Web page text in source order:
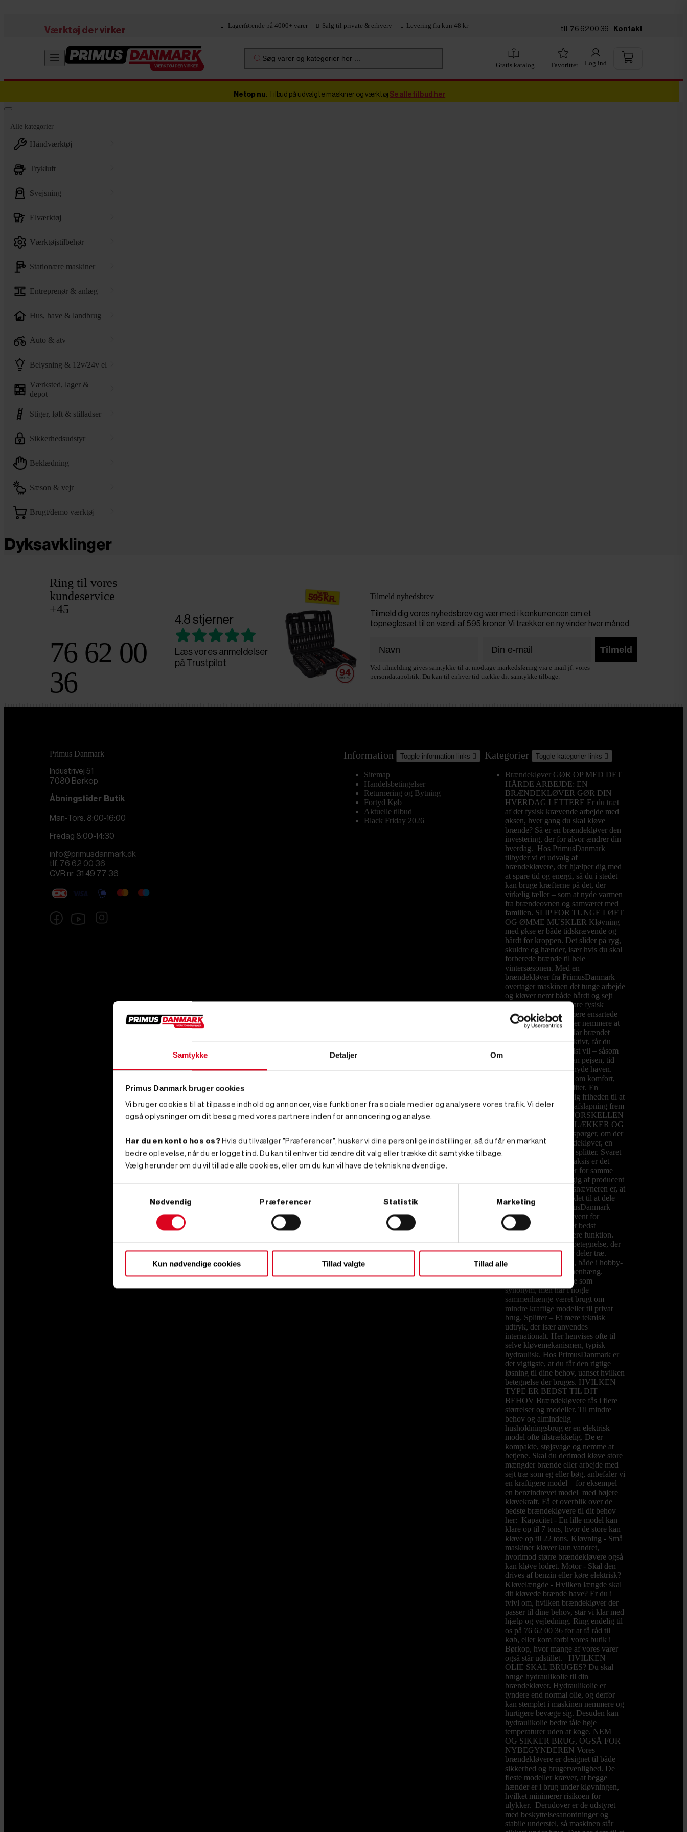
Samtykke Detaljer Om
Primus Danmark bruger cookies
Vi bruger cookies til at tilpasse indhold og annoncer, vise funktioner fra sociale medier og analysere vores trafik. Vi deler
også oplysninger om dit besøg med vores partnere inden for annoncering og analyse.
Har du en konto hos os? Hvis du tilvælger "Præferencer", husker vi dine personlige indstillinger, så du får en markant
bedre oplevelse, når du er logget ind. Du kan til enhver tid ændre dit valg eller trække dit samtykke tilbage.
Vælg herunder om du vil tillade alle cookies, eller om du kun vil have de teknisk nødvendige.
Nødvendig Præferencer Statistik Marketing
Kun nødvendige cookies Tillad valgte Tillad alle
Værktøj der virker
Lagerførende på 4000+ varer Salg til private & erhverv Levering fra kun 48 kr tlf. 76 62 00 36 Kontakt
Søg varer og kategorier her ...
Gratis katalog Favoritter Log ind
Netop nu: Tilbud på udvalgte maskiner og værktøj Se alle tilbud her
Alle kategorier
håndværktøj
trykluft
svejsning
elværktøj
værktøjstilbehør
stationære maskiner
entreprenør & anlæg
hus, have & landbrug
auto & atv
belysning & 12v/24v el
værksted, lager &
depot
stiger, løft & stilladser
sikkerhedsudstyr
beklædning
sæson & vejr
brugt/demo værktøj
Dyksavklinger
Ring til vores
kundeservice
+45
76 62 00
36
4.8 stjerner
Læs vores anmeldelser
på Trustpilot
Tilmeld nyhedsbrev
Tilmeld dig vores nyhedsbrev og vær med i konkurrencen om et
topnøglesæt til en værdi af 595 kroner. Vi trækker en ny vinder hver måned.
Tilmeld
Ved tilmelding gives samtykke til at modtage markedsføring via e-mail jf. vores
persondatapolitik. Du kan til enhver tid trække dit samtykke tilbage.
Primus Danmark
Industrivej 51
7080 Børkop
Åbningstider Butik
Man-Tors. 8:00-16:00
Fredag 8:00-14:30
info@primusdanmark.dk
tlf. 76 62 00 36
CVR nr. 31 49 77 36
Information Toggle information links 
Sitemap
Handelsbetingelser
Returnering og Bytning
Fortyd Køb
Aktuelle tilbud
Black Friday 2026
Kategorier Toggle kategorier links 
Brændekløver GØR OP MED DET
HÅRDE ARBEJDE: EN
BRÆNDEKLØVER GØR DIN
HVERDAG LETTERE Er du træt
af det fysisk krævende arbejde med
øksen, hver gang du skal kløve
brænde? Så er en brændekløver den
investering, der for alvor ændrer din
hverdag. Hos PrimusDanmark
tilbyder vi et udvalg af
brændekløvere, der hjælper dig med
at spare tid og energi, så du i stedet
kan bruge kræfterne på det, der
virkelig tæller – som at nyde varmen
fra brændeovnen og samværet med
familien. SLIP FOR TUNGE LØFT
OG ØMME MUSKLER Kløvning
med økse er både tidskrævende og
hårdt for kroppen. Det slider på ryg,
skuldre og hænder, især hvis du skal
forberede brænde til hele
vintersæsonen. Med en
brændekløver fra PrimusDanmark
overtager maskinen det tunge arbejde
og kløver nemt både hårdt og sejt
træ. Du sparer ikke bare fysisk
kræfter, du får også mere ensartede
stykker brænde, som er nemmere at
stable og opbevare. Når brændet
kløves hurtigt og effektivt, får du
mere tid til det, du helst vil – såsom
hyggelige aftener foran pejsen, tid
med børnene eller at nyde haven.
Det handler ikke kun om komfort,
men også om livskvalitet. En
brændekløver giver dig friheden til at
bruge weekenden på afslapning frem
for slid. HVAD ER FORSKELLEN
PÅ EN KLØVER, FLÆKKER OG
SPLITTER? Mange spørger, om der
er forskel på en brændekløver, en
brændeflækker og en splitter. Svaret
er både ja og nej. I praksis er det
forskellige betegnelser for samme
type maskine, afhængig af producent
og brugssprog. Fællesnævneren er, at
alle maskiner er udviklet til at dele
træstykker. Hos PrimusDanmark
kalder vi dem konsekvent for
brændekløvere, da det bedst
beskriver deres primære funktion.
Kløver – En generel betegnelse, der
dækker maskiner, der deler træ.
Ordet anvendes bredt, både i hobby-
og professionel sammenhæng.
Flækker – Bruges ofte som
synonym, men har i nogle
sammenhænge været brugt om
mindre kraftige modeller til privat
brug. Splitter – Et mere teknisk
udtryk, der især anvendes
internationalt. Her henvises ofte til
selve kløvemekanismen, typisk
hydraulisk. Hos PrimusDanmark er
det vigtigste, at du får den rigtige
løsning til dine behov, uanset hvilken
betegnelse der bruges. HVILKEN
TYPE ER BEDST TIL DIT
BEHOV Brændekløvere fås i flere
størrelser og modeller. Til mindre
behov og almindelig
husholdningsbrug er en elektrisk
model ofte tilstrækkelig. De er
kompakte, støjsvage og nemme at
betjene. Skal du derimod kløve store
mængder brænde eller arbejde med
sejt træ som eg eller bøg, anbefaler vi
en kraftigere model – for eksempel
en benzindrevet model med højere
kløvekraft. Få et overblik over de
bedste brændekløvere til dit behov
her: Kapacitet - En lille model kan
klare op til 7 tons, hvor de store kan
kløve op til 22 tons. Kløvning - Små
maskiner kløver kun vandret,
hvorimod større brændekløvere også
kan kløve lodret. Motor - Skal den
drives af benzin eller køre elektrisk?
Kløvelængde - Hvilken længde skal
dit kløvede brænde have? Er du i
tvivl om, hvilken brændekløver der
passer til dine behov, står vi klar med
hjælp og vejledning. Ring endelig til
os på 76 62 00 36 for at få råd til
køb, eller kom forbi vores butik i
Børkop, hvor mange af vores varer
også står udstillet. HVILKEN
OLIE SKAL BRUGES? Du skal
bruge hydraulikolie til din
brændekløver. Hydraulikolie er
tyndere end normal olie, og derfor
kan stemplet i maskinen nemmere og
hurtigere bevæge sig. Desuden kan
hydraulikolie bedre tåle høje
temperaturer uden at koge. NEM
OG SIKKER BRUG, OGSÅ FOR
NYBEGYNDEREN Vores
brændekløvere er designet til både
sikkerhed og brugervenlighed. De
fleste modeller kræver, at begge
hænder er i brug under kløvningen,
hvilket minimerer risikoen for
ulykker. Derudover er de udstyret
med beskyttelsesanordninger og
stabile understel, så maskinen står